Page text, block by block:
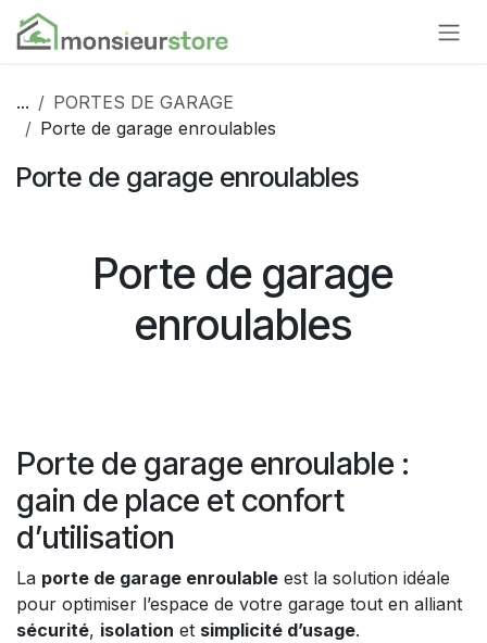
Se rendre au contenu
...
PORTES DE GARAGE
Porte de garage enroulables
Porte de garage enroulables
Porte de garage
enroulables
Porte de garage enroulable :
gain de place et confort
d’utilisation
La porte de garage enroulable est la solution idéale
pour optimiser l’espace de votre garage tout en alliant
sécurité, isolation et simplicité d’usage.